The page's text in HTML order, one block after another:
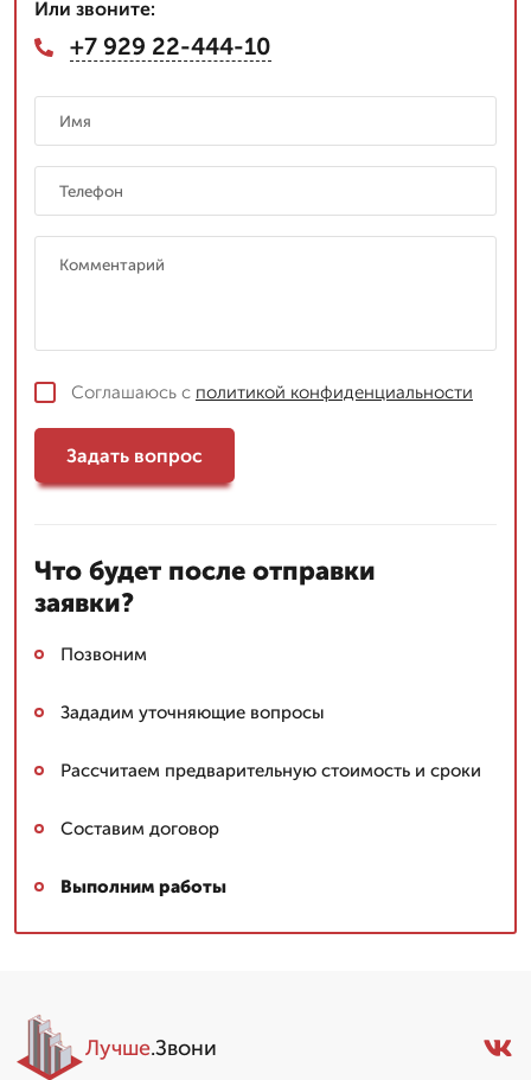
Или звоните:
+7 929 22-444-10
Соглашаюсь с политикой конфиденциальности
Задать вопрос
Что будет после отправки
заявки?
Позвоним
Зададим уточняющие вопросы
Рассчитаем предварительную стоимость и сроки
Составим договор
Выполним работы
Лучше.Звони